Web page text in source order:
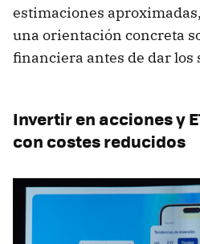
estimaciones
una orientación concreta
financiera antes de dar los
Invertir en acciones y
con costes reducidos